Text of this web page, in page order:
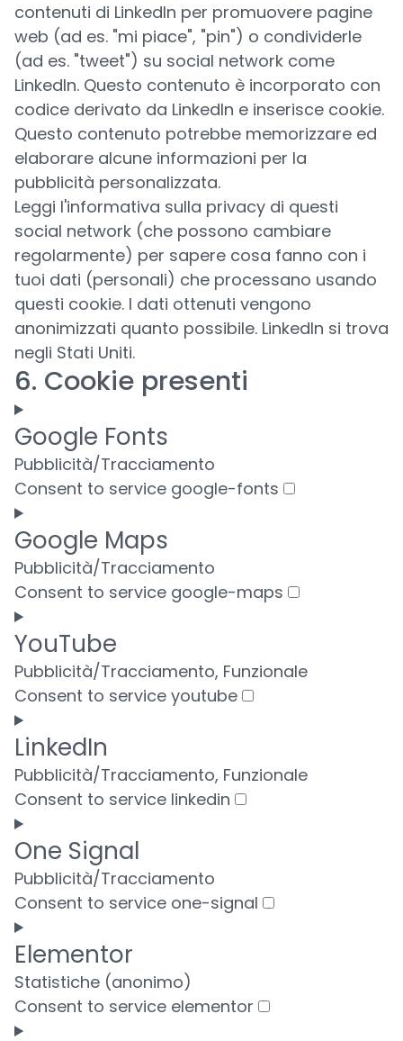
contenuti di LinkedIn per promuovere pagine
web (ad es. "mi piace", "pin") o condividerle
(ad es. "tweet") su social network come
LinkedIn. Questo contenuto è incorporato con
codice derivato da LinkedIn e inserisce cookie.
Questo contenuto potrebbe memorizzare ed
elaborare alcune informazioni per la
pubblicità personalizzata.
Leggi l'informativa sulla privacy di questi
social network (che possono cambiare
regolarmente) per sapere cosa fanno con i
tuoi dati (personali) che processano usando
questi cookie. I dati ottenuti vengono
anonimizzati quanto possibile. LinkedIn si trova
negli Stati Uniti.
6. Cookie presenti
Google Fonts
Pubblicità/Tracciamento
Consent to service google-fonts
Google Maps
Pubblicità/Tracciamento
Consent to service google-maps
YouTube
Pubblicità/Tracciamento, Funzionale
Consent to service youtube
LinkedIn
Pubblicità/Tracciamento, Funzionale
Consent to service linkedin
One Signal
Pubblicità/Tracciamento
Consent to service one-signal
Elementor
Statistiche (anonimo)
Consent to service elementor